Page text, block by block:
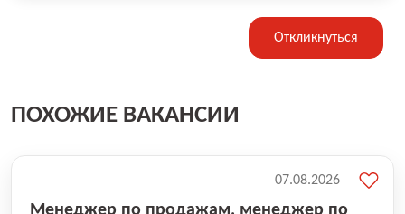
Откликнуться
ПОХОЖИЕ ВАКАНСИИ
Менеджер по продажам, менеджер по
07.08.2026